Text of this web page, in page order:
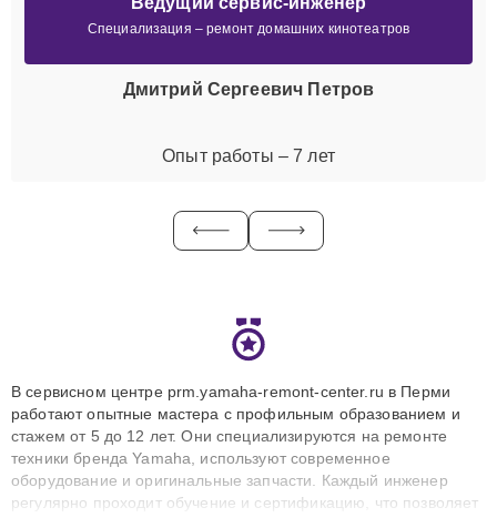
Специализация – ремонт домашних кинотеатров
Дмитрий Сергеевич Петров
Опыт работы – 7 лет
В сервисном центре prm.yamaha-remont-center.ru в Перми
работают опытные мастера с профильным образованием и
стажем от 5 до 12 лет. Они специализируются на ремонте
техники бренда Yamaha, используют современное
оборудование и оригинальные запчасти. Каждый инженер
регулярно проходит обучение и сертификацию, что позволяет